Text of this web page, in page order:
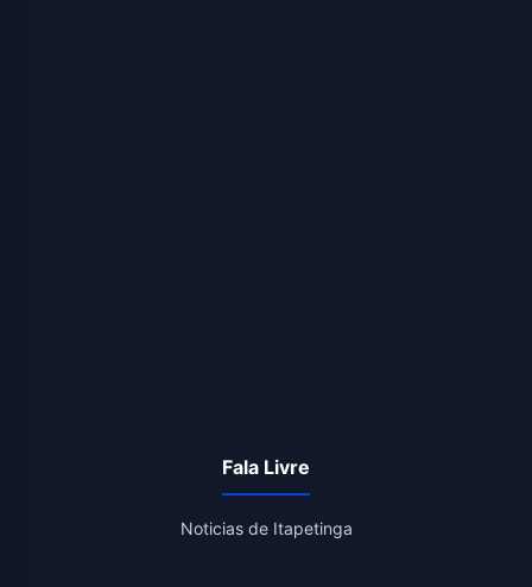
Fala Livre
Noticias de Itapetinga